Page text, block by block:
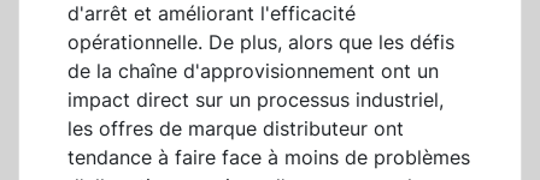
d'arrêt et améliorant l'efficacité
opérationnelle. De plus, alors que les défis
de la chaîne d'approvisionnement ont un
impact direct sur un processus industriel,
les offres de marque distributeur ont
tendance à faire face à moins de problèmes